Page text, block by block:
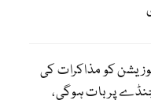
کو مذاکرات کی
پر بات ہوگی،